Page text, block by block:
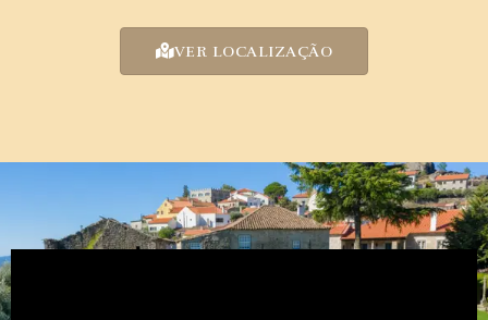
VER LOCALIZAÇÃO